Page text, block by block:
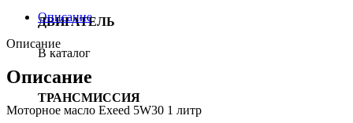
ДВИГАТЕЛЬ
В каталог
ТРАНСМИССИЯ
Описание
Описание
Описание
Моторное масло Exeed 5W30 1 литр